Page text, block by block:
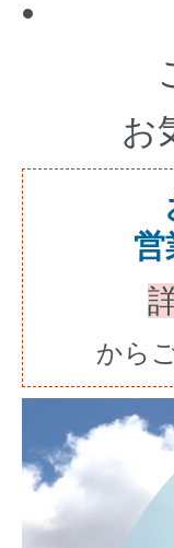
お
営
から